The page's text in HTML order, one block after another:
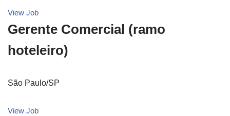
View Job
Gerente Comercial (ramo
hoteleiro)
São Paulo/SP
View Job